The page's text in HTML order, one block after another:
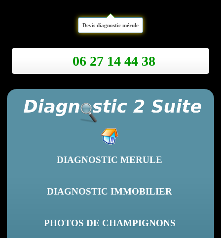
Devis diagnostic mérule
06 27 14 44 38
DIAGNOSTIC MERULE
DIAGNOSTIC IMMOBILIER
PHOTOS DE CHAMPIGNONS